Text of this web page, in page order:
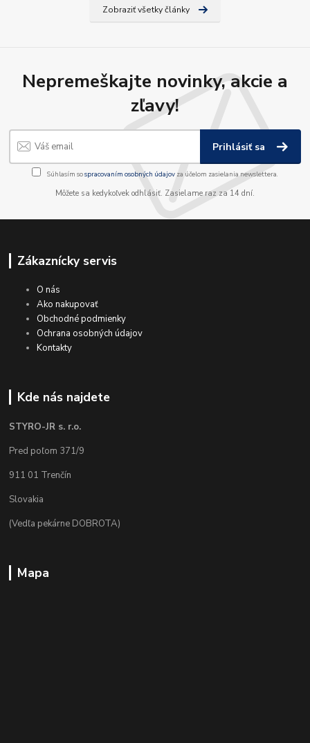
Zobraziť všetky články
Nepremeškajte novinky, akcie a
zľavy!
Prihlásiť sa
Súhlasím sospracovaním osobných údajov za účelom zasielania newslettera.
Môžete sa kedykoľvek odhlásiť. Zasielame raz za 14 dní.
Zákaznícky servis
O nás
Ako nakupovať
Obchodné podmienky
Ochrana osobných údajov
Kontakty
Kde nás najdete
STYRO-JR s. r.o.
Pred poľom 371/9
911 01 Trenčín
Slovakia
(Vedľa pekárne DOBROTA)
Mapa